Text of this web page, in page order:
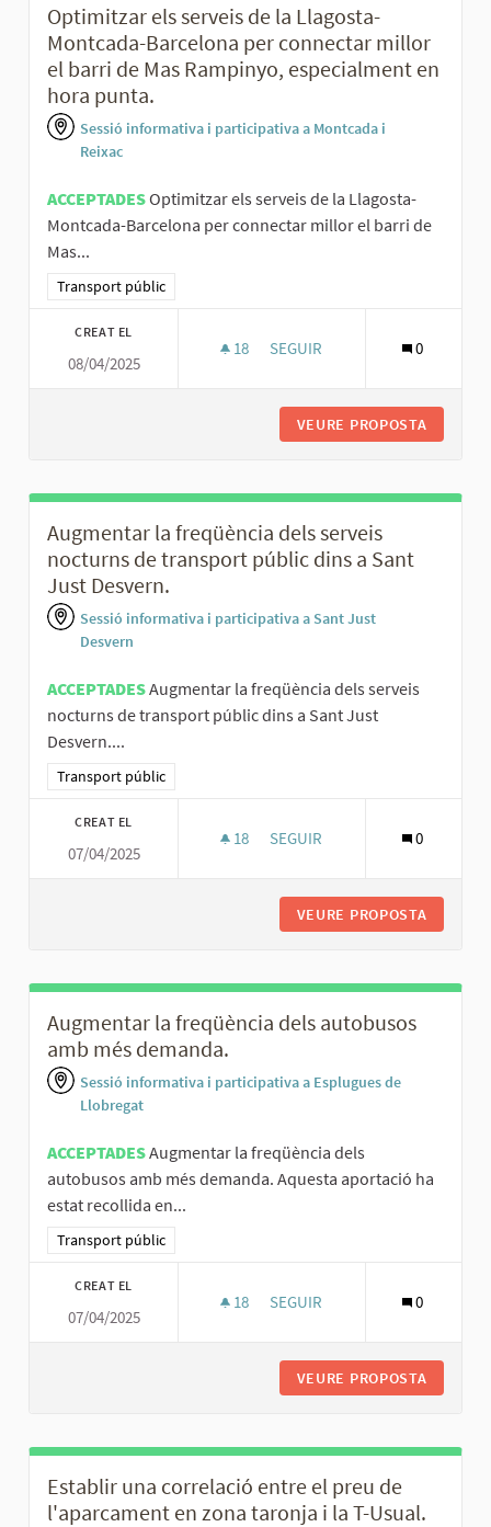
Optimitzar els serveis de la Llagosta-
Montcada-Barcelona per connectar millor
el barri de Mas Rampinyo, especialment en
hora punta.
Sessió informativa i participativa a Montcada i
Reixac
ACCEPTADESOptimitzar els serveis de la Llagosta-
Montcada-Barcelona per connectar millor el barri de
Mas...
Resultats al filtrar per la categoria: Transport públic
Transport públic
CREAT EL
08/04/2025
18 18 SEGUIDORES
SEGUIR 0
VEURE PROPOSTA
Augmentar la freqüència dels serveis
nocturns de transport públic dins a Sant
Just Desvern.
Sessió informativa i participativa a Sant Just
Desvern
ACCEPTADESAugmentar la freqüència dels serveis
nocturns de transport públic dins a Sant Just
Desvern....
Resultats al filtrar per la categoria: Transport públic
Transport públic
CREAT EL
07/04/2025
18 18 SEGUIDORES
SEGUIR 0
VEURE PROPOSTA
Augmentar la freqüència dels autobusos
amb més demanda.
Sessió informativa i participativa a Esplugues de
Llobregat
ACCEPTADESAugmentar la freqüència dels
autobusos amb més demanda. Aquesta aportació ha
estat recollida en...
Resultats al filtrar per la categoria: Transport públic
Transport públic
CREAT EL
07/04/2025
18 18 SEGUIDORES
SEGUIR 0
VEURE PROPOSTA
Establir una correlació entre el preu de
l'aparcament en zona taronja i la T-Usual.